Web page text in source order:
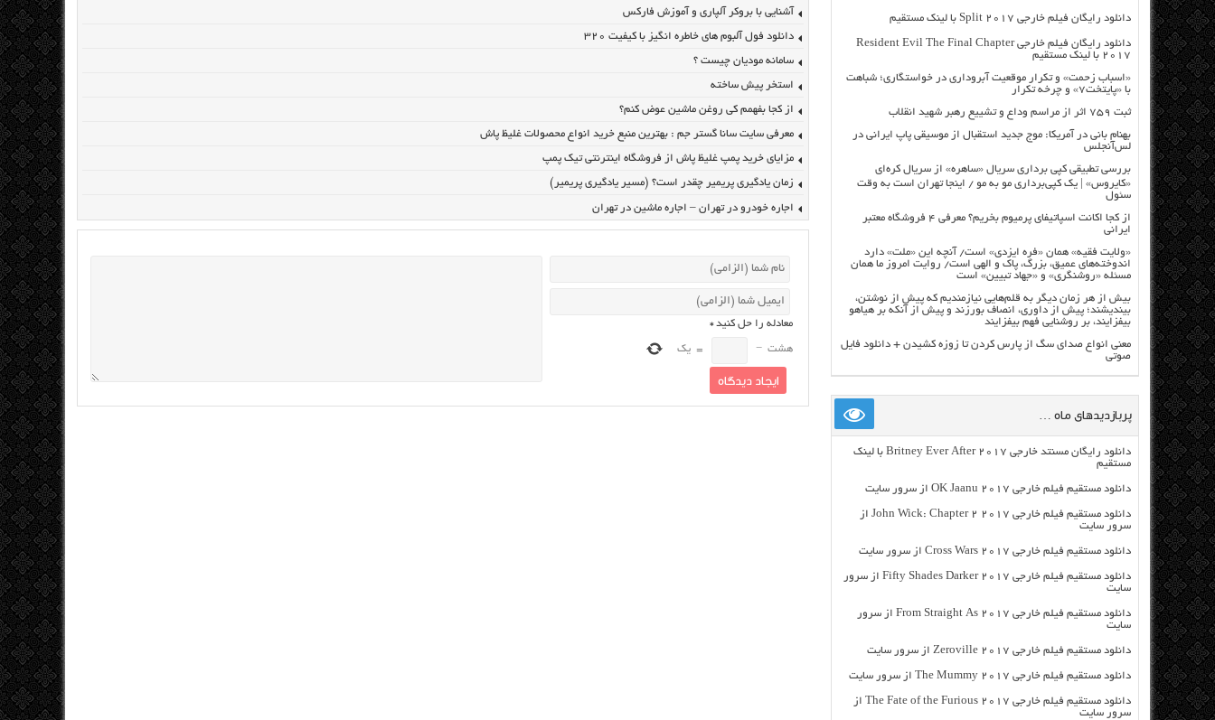
آشنایی با بروکر آلپاری و آموزش فارکس
دانلود فول آلبوم های خاطره انگیز با کیفیت ۳۲۰
سامانه مودیان چیست ؟
استخر پیش ساخته
از کجا بفهمم کی روغن ماشین عوض کنم؟
معرفی سایت سانا گستر جم : بهترین منبع خرید انواع محصولات غلیظ پاش
مزایای خرید پمپ غلیظ پاش از فروشگاه اینترنتی تیک پمپ
زمان یادگیری پریمیر چقدر است؟ (مسیر یادگیری پریمیر)
اجاره خودرو در تهران – اجاره ماشین در تهران
معادله را حل کنید*
هشت −
= یک
دانلود رایگان فیلم خارجی Split 2017 با لینک مستقیم
دانلود رایگان فیلم خارجی Resident Evil The Final Chapter
2017 با لینک مستقیم
«اسباب زحمت» و تکرار موقعیت آبروداری در خواستگاری؛ شباهت
با «پایتخت۷» و چرخه تکرار
ثبت ۷۵۹ اثر از مراسم وداع و تشییع رهبر شهید انقلاب
بهنام بانی در آمریکا: موج جدید استقبال از موسیقی پاپ ایرانی در
لس‌آنجلس
بررسی تطبیقی کپی برداری سریال «ساهره» از سریال کره‌ای
«کایروس» | یک کپی‌برداری مو به مو / اینجا تهران است به وقت
سئول
از کجا اکانت اسپاتیفای پرمیوم بخریم؟ معرفی ۴ فروشگاه معتبر
ایرانی
«ولایت فقیه» همان «فره ایزدی» است/ آنچه این «ملت» دارد
اندوخته‌های عمیق، بزرگ، پاک و الهی است/ روایت امروز ما همان
مسئله «روشنگری» و «جهاد تبیین» است
بیش از هر زمان دیگر به قلم‌هایی نیازمندیم که پیش از نوشتن،
بیندیشند؛ پیش از داوری، انصاف بورزند و پیش از آنکه بر هیاهو
بیفزایند، بر روشنایی فهم بیفزایند
معنی انواع صدای سگ از پارس کردن تا زوزه کشیدن + دانلود فایل
صوتی
پربازدیدهای ماه …
دانلود رایگان مسنتد خارجی Britney Ever After 2017 با لینک
مستقیم
دانلود مستقیم فیلم خارجی OK Jaanu 2017 از سرور سایت
دانلود مستقیم فیلم خارجی John Wick: Chapter 2 2017 از
سرور سایت
دانلود مستقیم فیلم خارجی Cross Wars 2017 از سرور سایت
دانلود مستقیم فیلم خارجی Fifty Shades Darker 2017 از سرور
سایت
دانلود مستقیم فیلم خارجی From Straight As 2017 از سرور
سایت
دانلود مستقیم فیلم خارجی Zeroville 2017 از سرور سایت
دانلود مستقیم فیلم خارجی The Mummy 2017 از سرور سایت
دانلود مستقیم فیلم خارجی The Fate of the Furious 2017 از
سرور سایت